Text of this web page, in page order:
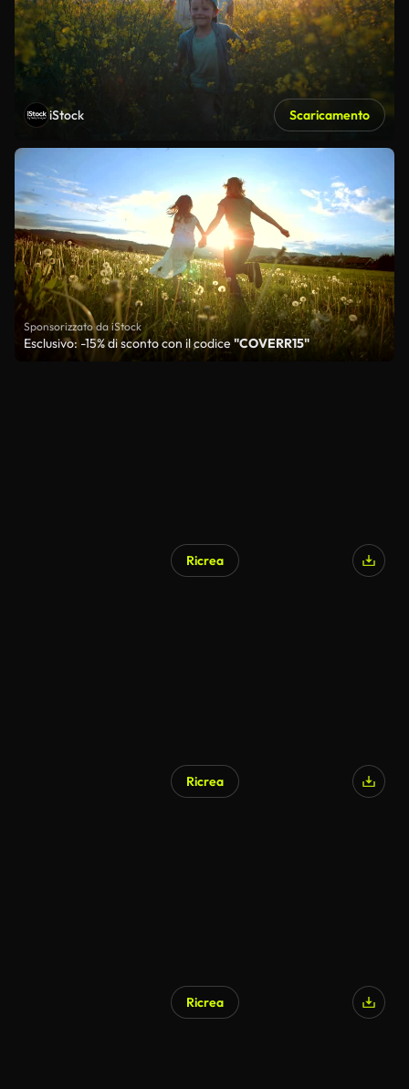
iStock Scaricamento
Sponsorizzato da iStock
Esclusivo: -15% di sconto con il codice "COVERR15"
Ricrea
Ricrea
Ricrea